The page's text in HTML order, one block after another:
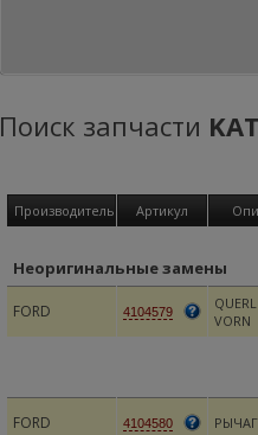
Поиск запчасти
Производитель Артикул
Неоригинальные замены
FORD 4104579
VORN
FORD 4104580 РЫЧАГ